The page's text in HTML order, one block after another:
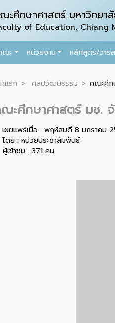
ะศึกษาศาสตร์ มหาวิทยาลั
of Education, Chiang
ณะ หน่วยงาน หลักสูตร/วาร
แรก ศิลปวัฒนธรรม คณะศึก
ะศึกษาศาสตร์ มช.
เผยแพร่เมื่อ : พฤหัสบดี 8 มกราคม
โดย : หน่วยประชาสัมพันธ์
ผู้เข้าชม : 371 คน